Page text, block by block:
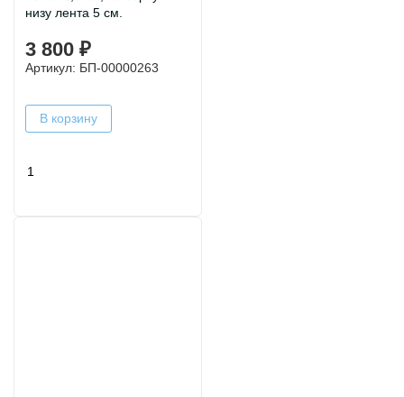
низу лента 5 см.
3 800 ₽
Артикул: БП-00000263
В корзину